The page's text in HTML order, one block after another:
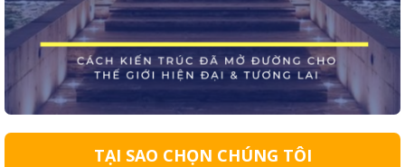
TẠI SAO CHỌN CHÚNG TÔI